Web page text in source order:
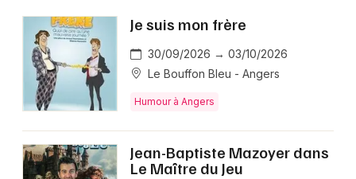
Je suis mon frère
30/09/2026 → 03/10/2026
Le Bouffon Bleu - Angers
Humour à Angers
Jean-Baptiste Mazoyer dans
Le Maître du Jeu